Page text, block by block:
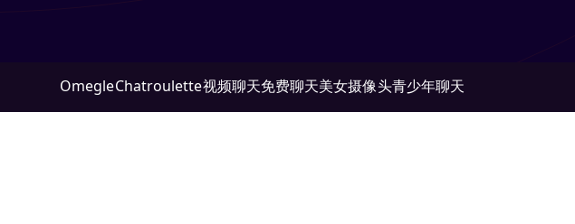
OmegleChatroulette视频聊天免费聊天美女摄像头青少年聊天